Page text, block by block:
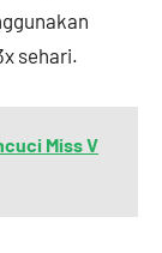
sehari.
Miss V